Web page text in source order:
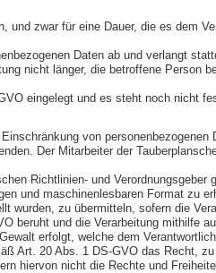
zwar für eine Dauer, die es dem
Daten ab und verlangt
nicht länger, die betroffene Person
eingelegt und es steht noch nicht
von
Der Mitarbeiter der
Richtlinien- und
und maschinenlesbaren Format zu
wurden, zu übermitteln, sofern die
und die Verarbeitung mithilfe
erfolgt, welche dem
Art. 20 Abs. 1 DS-GVO das Recht,
hiervon nicht die Rechte und